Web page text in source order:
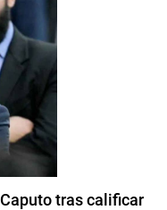
tras calificar